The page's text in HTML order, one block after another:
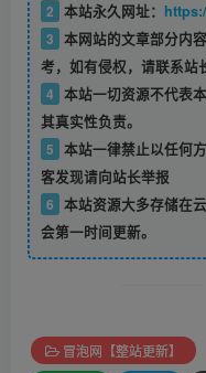
2 本站永久网址：
3 本网站的文章部分内
考，如有侵权，请联系站
4 本站一切资源不代表
其真实性负责。
5 本站一律禁止以任何
客发现请向站长举报
6 本站资源大多存储在
会第一时间更新。
冒泡网【整站更新】